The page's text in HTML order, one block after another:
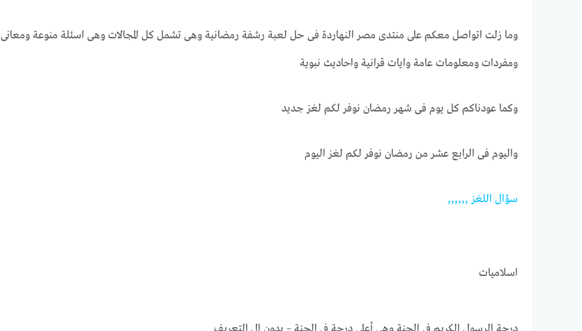
وما زلت اتواصل معكم على منتدى مصر النهاردة فى حل لعبة رشفة رمضانية وهى تشمل كل المجالات وهى اسئلة منوعة ومعانى
ومفردات ومعلومات عامة وايات قرانية واحاديث نبوية
وكما عودناكم كل يوم فى شهر رمضان نوفر لكم لغز جديد
واليوم فى الرابع عشر من رمضان نوفر لكم لغز اليوم
ســـؤال اللغــز ,,,,,,
اسلاميات